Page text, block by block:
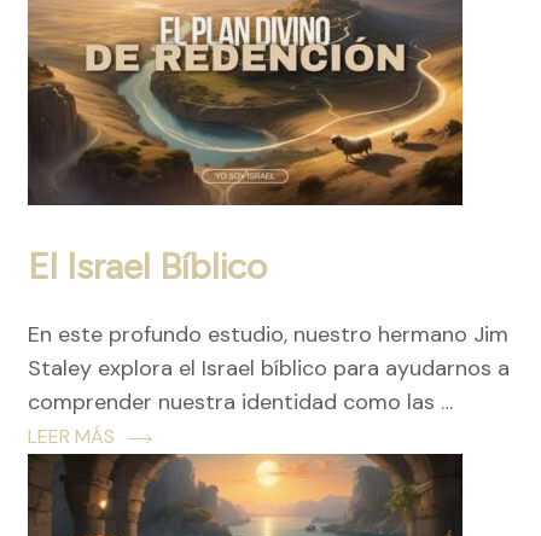
El Israel Bíblico
En este profundo estudio, nuestro hermano Jim
Staley explora el Israel bíblico para ayudarnos a
comprender nuestra identidad como las …
LEER MÁS